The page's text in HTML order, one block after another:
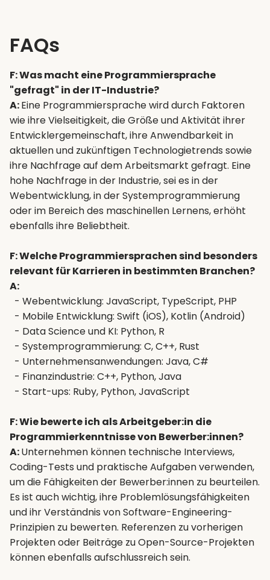
FAQs
F: Was macht eine Programmiersprache
"gefragt" in der IT-Industrie?
A:Eine Programmiersprache wird durch Faktoren
wie ihre Vielseitigkeit, die Größe und Aktivität ihrer
Entwicklergemeinschaft, ihre Anwendbarkeit in
aktuellen und zukünftigen Technologietrends sowie
ihre Nachfrage auf dem Arbeitsmarkt gefragt. Eine
hohe Nachfrage in der Industrie, sei es in der
Webentwicklung, in der Systemprogrammierung
oder im Bereich des maschinellen Lernens, erhöht
ebenfalls ihre Beliebtheit.
F: Welche Programmiersprachen sind besonders
relevant für Karrieren in bestimmten Branchen?
A:
- Webentwicklung: JavaScript, TypeScript, PHP
- Mobile Entwicklung: Swift (iOS), Kotlin (Android)
- Data Science und KI: Python, R
- Systemprogrammierung: C, C++, Rust
- Unternehmensanwendungen: Java, C#
- Finanzindustrie: C++, Python, Java
- Start-ups: Ruby, Python, JavaScript
F: Wie bewerte ich als Arbeitgeber:in die
Programmierkenntnisse von Bewerber:innen?
A:Unternehmen können technische Interviews,
Coding-Tests und praktische Aufgaben verwenden,
um die Fähigkeiten der Bewerber:innen zu beurteilen.
Es ist auch wichtig, ihre Problemlösungsfähigkeiten
und ihr Verständnis von Software-Engineering-
Prinzipien zu bewerten. Referenzen zu vorherigen
Projekten oder Beiträge zu Open-Source-Projekten
können ebenfalls aufschlussreich sein.